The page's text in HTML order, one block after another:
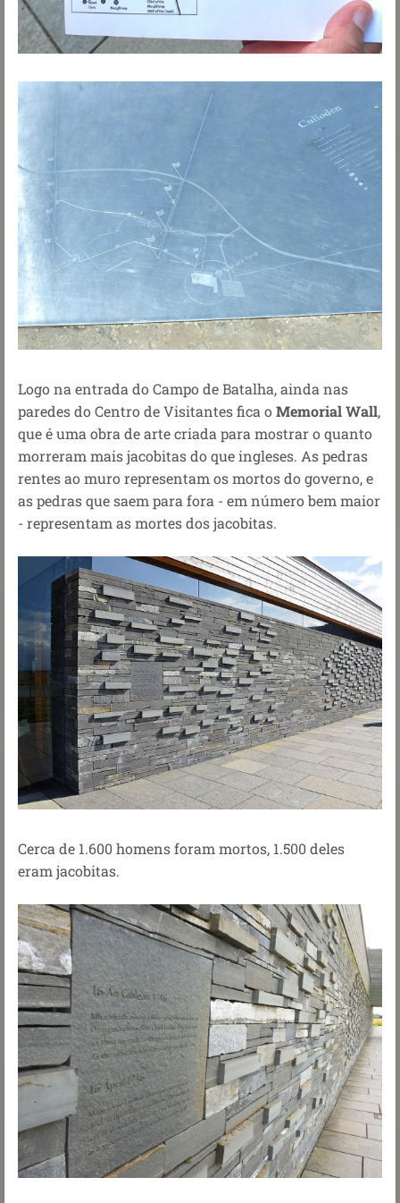
Logo na entrada do Campo de Batalha, ainda nas
paredes do Centro de Visitantes fica oMemorial Wall,
que é uma obra de arte criada para mostrar o quanto
morreram mais jacobitas do que ingleses. As pedras
rentes ao muro representam os mortos do governo, e
as pedras que saem para fora - em número bem maior
- representam as mortes dos jacobitas.
Cerca de 1.600 homens foram mortos, 1.500 deles
eram jacobitas.